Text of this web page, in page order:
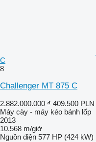
C
8
Challenger MT 875 C
2.882.000.000 ₫ 409.500 PLN
Máy cày - máy kéo bánh lốp
2013
10.568 m/giờ
Nguồn điện 577 HP (424 kW)